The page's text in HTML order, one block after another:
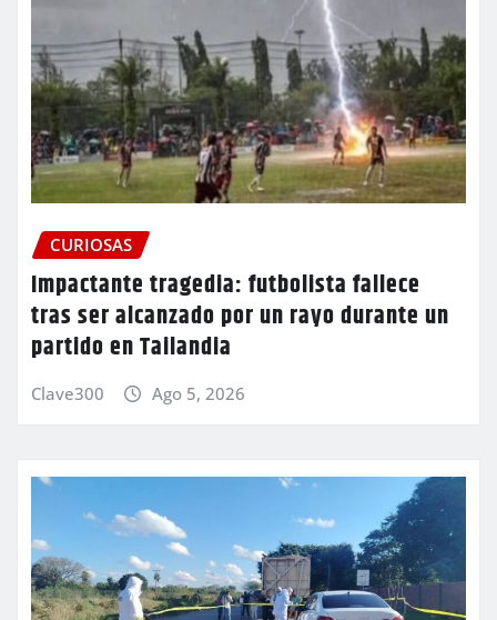
CURIOSAS
Impactante tragedia: futbolista fallece
tras ser alcanzado por un rayo durante un
partido en Tailandia
Clave300 Ago 5, 2026